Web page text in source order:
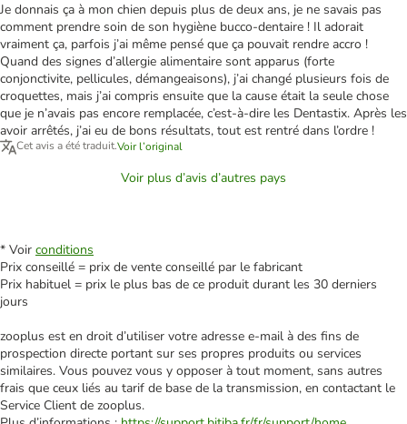
Je donnais ça à mon chien depuis plus de deux ans, je ne savais pas
comment prendre soin de son hygiène bucco-dentaire ! Il adorait
vraiment ça, parfois j’ai même pensé que ça pouvait rendre accro !
Quand des signes d’allergie alimentaire sont apparus (forte
conjonctivite, pellicules, démangeaisons), j’ai changé plusieurs fois de
croquettes, mais j’ai compris ensuite que la cause était la seule chose
que je n’avais pas encore remplacée, c’est-à-dire les Dentastix. Après les
avoir arrêtés, j’ai eu de bons résultats, tout est rentré dans l’ordre !
Cet avis a été traduit.Voir l’original
Voir plus d’avis d’autres pays
* Voir conditions
Prix conseillé = prix de vente conseillé par le fabricant
Prix habituel = prix le plus bas de ce produit durant les 30 derniers
jours
zooplus est en droit d’utiliser votre adresse e‑mail à des fins de
prospection directe portant sur ses propres produits ou services
similaires. Vous pouvez vous y opposer à tout moment, sans autres
frais que ceux liés au tarif de base de la transmission, en contactant le
Service Client de zooplus.